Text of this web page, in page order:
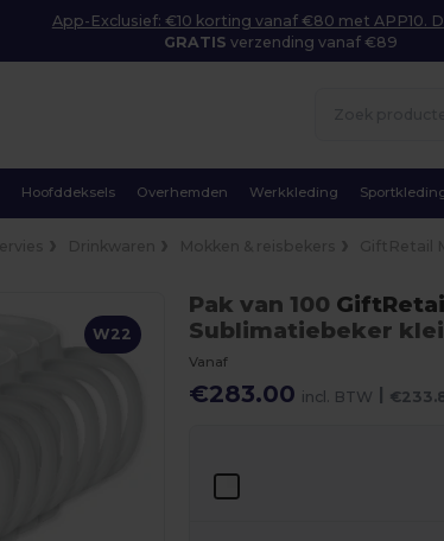
App-Exclusief: €10 korting vanaf €80 met APP10.
GRATIS verzending vanaf €89
Hoofddeksels Overhemden Werkkleding
W22
Pak van 100
Sublimatiebeker
Vanaf
€283.00 incl. BTW |